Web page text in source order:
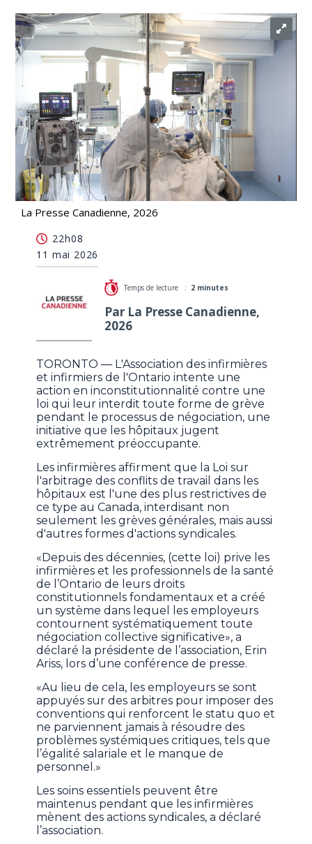
La Presse Canadienne, 2026
pour obtenir un droit de grève
22h08
11 mai 2026
Temps de lecture : 2 minutes
Par La Presse Canadienne,
2026
TORONTO — L'Association des infirmières
et infirmiers de l'Ontario intente une
action en inconstitutionnalité contre une
loi qui leur interdit toute forme de grève
pendant le processus de négociation, une
initiative que les hôpitaux jugent
extrêmement préoccupante.
Les infirmières affirment que la Loi sur
l'arbitrage des conflits de travail dans les
hôpitaux est l'une des plus restrictives de
ce type au Canada, interdisant non
seulement les grèves générales, mais aussi
d'autres formes d'actions syndicales.
«Depuis des décennies, (cette loi) prive les
infirmières et les professionnels de la santé
de l’Ontario de leurs droits
constitutionnels fondamentaux et a créé
un système dans lequel les employeurs
contournent systématiquement toute
négociation collective significative», a
déclaré la présidente de l’association, Erin
Ariss, lors d’une conférence de presse.
«Au lieu de cela, les employeurs se sont
appuyés sur des arbitres pour imposer des
conventions qui renforcent le statu quo et
ne parviennent jamais à résoudre des
problèmes systémiques critiques, tels que
l’égalité salariale et le manque de
personnel.»
Les soins essentiels peuvent être
maintenus pendant que les infirmières
mènent des actions syndicales, a déclaré
l’association.